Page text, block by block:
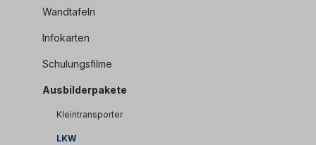
Wandtafeln
Infokarten
Schulungsfilme
Ausbilderpakete
Kleintransporter
LKW